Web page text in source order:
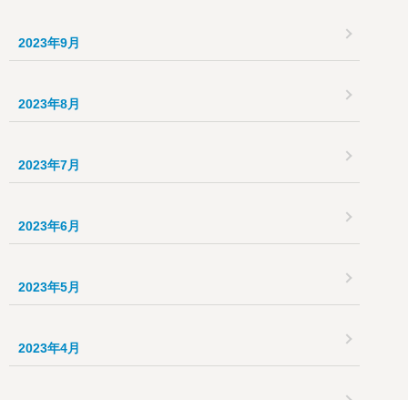
2023年9月
2023年8月
2023年7月
2023年6月
2023年5月
2023年4月